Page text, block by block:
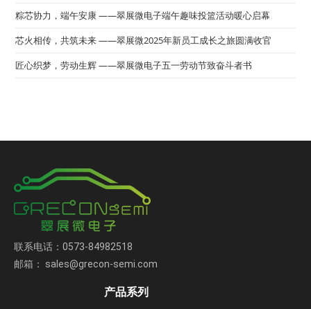
粽芯协力，端午安康 ——翠展微电子端午趣味投篮活动暖心启幕
芯火相传，共筑未来 ——翠展微2025年新员工成长之旅圆满收官
匠心织梦，劳动生辉 ——翠展微电子五一劳动节致奋斗者书
联系电话：0573-84982518
邮箱： sales@grecon-semi.com
产品系列